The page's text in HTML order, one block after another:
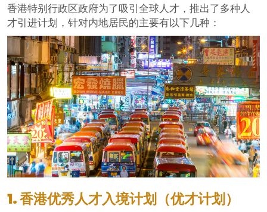
香港特别行政区政府为了吸引全球人才，推出了多种人
才引进计划，针对内地居民的主要有以下几种：
1. 香港优秀人才入境计划（优才计划）